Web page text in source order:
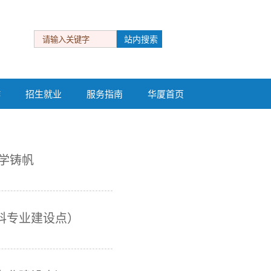
招生就业 服务指南 华厦首页
铸帆
业建设点）